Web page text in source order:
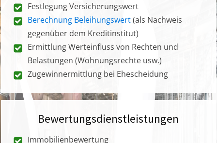
Festlegung Versicherungswert
Berechnung Beleihungswert(als Nachweis
gegenüber dem Kreditinstitut)
Ermittlung Werteinfluss von Rechten und
Belastungen (Wohnungsrechte usw.)
Zugewinnermittlung bei Ehescheidung
Bewertungsdienstleistungen
Immobilienbewertung